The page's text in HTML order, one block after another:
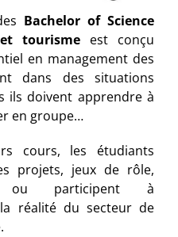
Bachelor of Science
tourisme est conçu
en management des
dans des situations
ils doivent apprendre à
en groupe…
cours, les étudiants
projets, jeux de rôle,
participent à
réalité du secteur de